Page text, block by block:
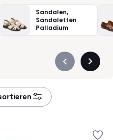
Sandalen,
Sandaletten
Palladium
Précédent